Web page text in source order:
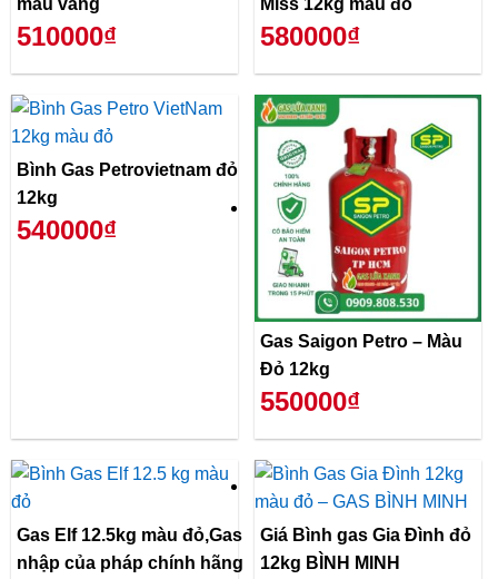
màu vàng
510000₫
Miss 12kg màu đỏ
580000₫
Bình Gas Petrovietnam đỏ
12kg
540000₫
Gas Saigon Petro – Màu
Đỏ 12kg
550000₫
Gas Elf 12.5kg màu đỏ,Gas
nhập của pháp chính hãng
Giá Bình gas Gia Đình đỏ
12kg BÌNH MINH